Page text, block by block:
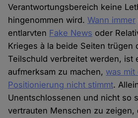
Verantwortungsbereich keine
hingenommen wird.Wann immer
entlarvten Fake News oder
Krieges à la beide Seiten trügen
Teilschuld verbreitet werden, ist
aufmerksam zu machen, was mit
Positionierung nicht stimmt.
Unentschlossenen und nicht so
vertrauten Menschen zu zeigen,